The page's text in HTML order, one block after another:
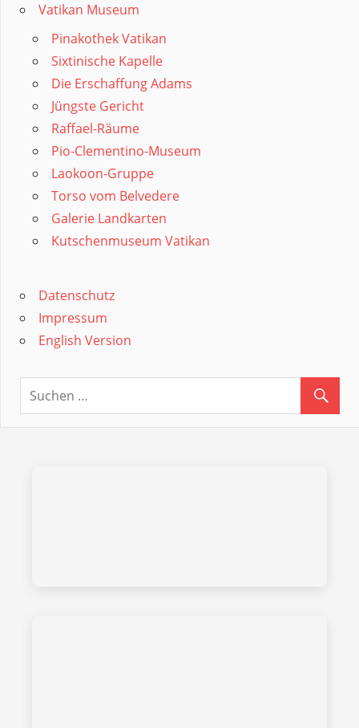
Vatikan Museum
Pinakothek Vatikan
Sixtinische Kapelle
Die Erschaffung Adams
Jüngste Gericht
Raffael-Räume
Pio-Clementino-Museum
Laokoon-Gruppe
Torso vom Belvedere
Galerie Landkarten
Kutschenmuseum Vatikan
Datenschutz
Impressum
English Version